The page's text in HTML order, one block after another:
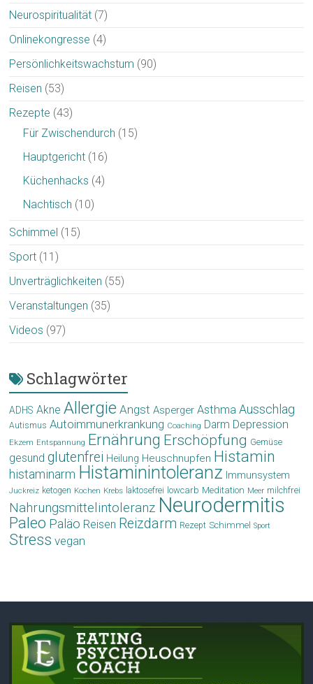
Neurospiritualität (7)
Onlinekongresse (4)
Persönlichkeitswachstum (90)
Reisen (53)
Rezepte (43)
Für Zwischendurch (15)
Hauptgericht (16)
Küchenhacks (4)
Nachtisch (10)
Schimmel (15)
Sport (11)
Unverträglichkeiten (55)
Veranstaltungen (35)
Videos (97)
Schlagwörter
ADHS Akne Allergie Angst Asperger Asthma Ausschlag
Autismus Autoimmunerkrankung Coaching Darm Depression
Ekzem Entspannung Ernährung Erschöpfung Gemüse
gesund glutenfrei Heilung Heuschnupfen Histamin
histaminarm Histaminintoleranz Immunsystem
Juckreiz ketogen Kochen Krebs laktosefrei lowcarb Meditation Meer milchfrei
Nahrungsmittelintoleranz Neurodermitis
Paleo Paläo Reisen Reizdarm Rezept Schimmel Sport
Stress vegan